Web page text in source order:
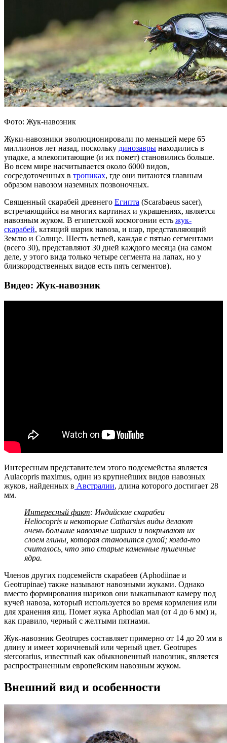
Фото: Жук-навозник
Жуки-навозники эволюционировали по меньшей мере 65
миллионов лет назад, поскольку динозавры находились в
упадке, а млекопитающие (и их помет) становились больше.
Во всем мире насчитывается около 6000 видов,
сосредоточенных в тропиках, где они питаются главным
образом навозом наземных позвоночных.
Священный скарабей древнего Египта (Scarabaeus sacer),
встречающийся на многих картинах и украшениях, является
навозным жуком. В египетской космогонии есть жук-
скарабей, катящий шарик навоза, и шар, представляющий
Землю и Солнце. Шесть ветвей, каждая с пятью сегментами
(всего 30), представляют 30 дней каждого месяца (на самом
деле, у этого вида только четыре сегмента на лапах, но у
близкородственных видов есть пять сегментов).
Видео: Жук-навозник
Интересным представителем этого подсемейства является
Aulacopris maximus, один из крупнейших видов навозных
жуков, найденных в Австралии, длина которого достигает 28
мм.
Интересный факт: Индийские скарабеи
Heliocopris и некоторые Catharsius виды делают
очень большие навозные шарики и покрывают их
слоем глины, которая становится сухой; когда-то
считалось, что это старые каменные пушечные
ядра.
Членов других подсемейств скарабеев (Aphodiinae и
Geotrupinae) также называют навозными жуками. Однако
вместо формирования шариков они выкапывают камеру под
кучей навоза, который используется во время кормления или
для хранения яиц. Помет жука Aphodian мал (от 4 до 6 мм) и,
как правило, черный с желтыми пятнами.
Жук-навозник Geotrupes составляет примерно от 14 до 20 мм в
длину и имеет коричневый или черный цвет. Geotrupes
stercorarius, известный как обыкновенный навозник, является
распространенным европейским навозным жуком.
Внешний вид и особенности